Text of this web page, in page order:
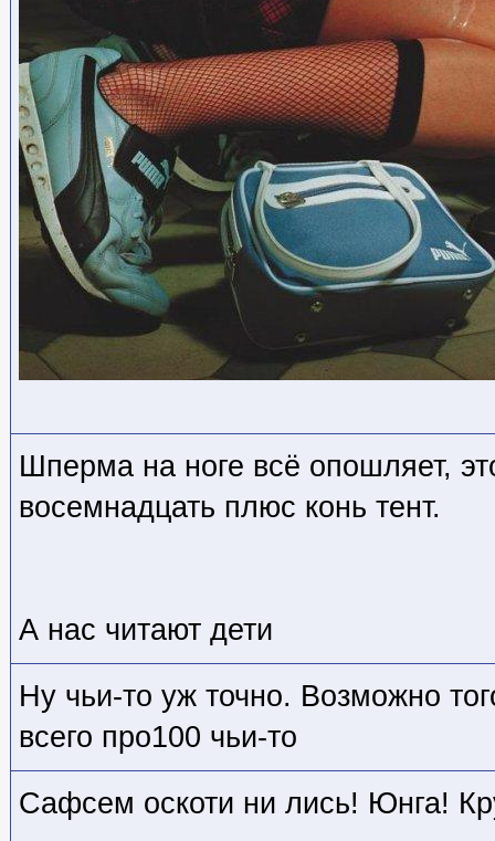
Шперма на ноге всё опошляет,
восемнадцать плюс конь тент.
А нас читают дети
Ну чьи-то уж точно. Возможно
всего про100 чьи-то
Сафсем оскоти ни лись! Юнга!